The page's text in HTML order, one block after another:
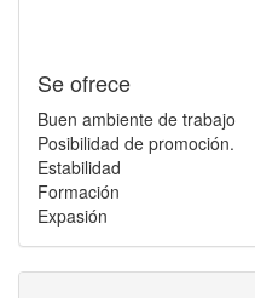
Se ofrece
Buen ambiente de trabajo
Posibilidad de promoción.
Estabilidad
Formación
Expasión